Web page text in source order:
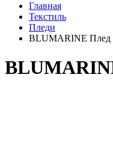
Главная
Текстиль
Пледи
BLUMARINE Плед